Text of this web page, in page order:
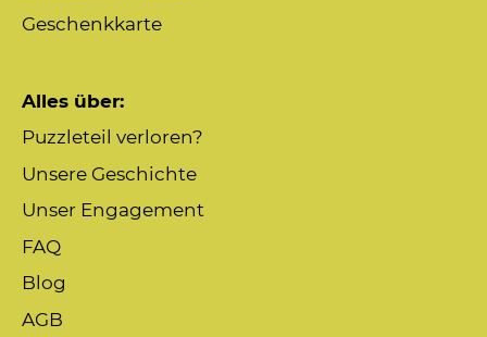
Geschenkkarte
Alles über:
Puzzleteil verloren?
Unsere Geschichte
Unser Engagement
FAQ
Blog
AGB